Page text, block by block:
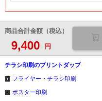
商品合計金額（税込）
9,400 円
チラシ印刷のプリントダップ
フライヤー・チラシ印刷
ポスター印刷